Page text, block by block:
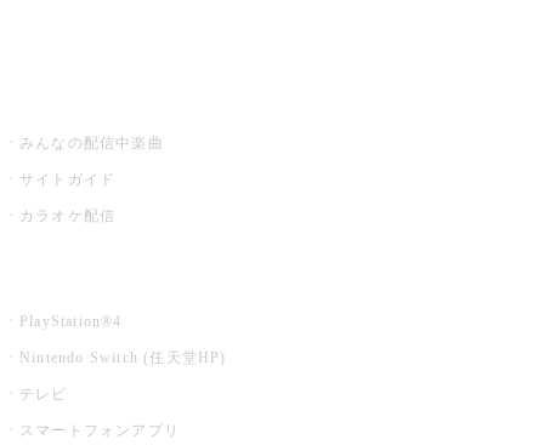
みんなの配信中楽曲
サイトガイド
カラオケ配信
PlayStation®4
Nintendo Switch (任天堂HP)
テレビ
スマートフォンアプリ